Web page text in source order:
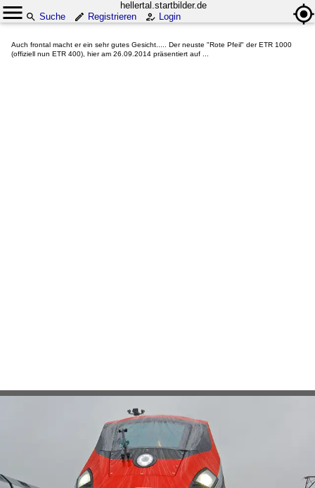
hellertal.startbilder.de
Suche
Registrieren Login
Auch frontal macht er ein sehr gutes Gesicht..... Der neuste "Rote Pfeil" der ETR 1000
(offiziell nun ETR 400), hier am 26.09.2014 präsentiert auf ...